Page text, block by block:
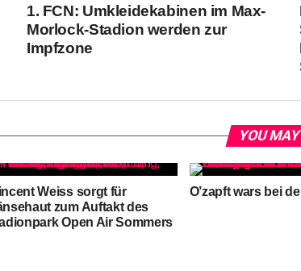
1. FCN: Umkleidekabinen im Max-
Morlock-Stadion werden zur
Impfzone
YOU
Weiss sorgt für
zum Auftakt des
Open Air Sommers
O’zapft wars bei